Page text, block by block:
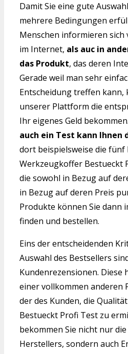
Damit Sie eine gute
mehrere Bedingungen
Menschen informieren sich
im Internet, als auc in
das Produkt, das deren
Gerade weil man sehr
Entscheidung treffen kann,
unserer Plattform die
Ihr eigenes Geld bekommen.
auch ein Test kann Ihnen
dort beispielsweise die fünf
Werkzeugkoffer Bestueckt
die sowohl in Bezug auf
in Bezug auf deren Preis
Produkte können Sie dann
finden und bestellen.
Eins der entscheidenden
Auswahl des Bestsellers
Kundenrezensionen. Diese
einer vollkommen anderen
der des Kunden, die
Bestueckt Profi Test zu
bekommen Sie nicht nur
Herstellers, sondern auch